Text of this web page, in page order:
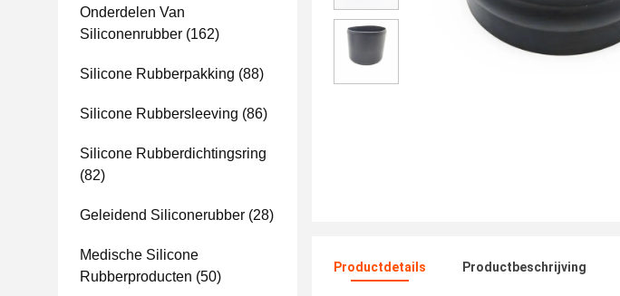
Onderdelen Van
Siliconenrubber (162)
Silicone Rubberpakking (88)
Silicone Rubbersleeving (86)
Silicone Rubberdichtingsring
(82)
Geleidend Siliconerubber (28)
Medische Silicone
Rubberproducten (50)
Productdetails Productbeschrijving